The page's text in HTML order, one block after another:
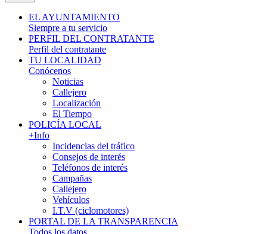
EL AYUNTAMIENTO
Siempre a tu servicio
PERFIL DEL CONTRATANTE
Perfil del contratante
TU LOCALIDAD
Conócenos
Noticias
Callejero
Localización
El Tiempo
POLICÍA LOCAL
+Info
Incidencias del tráfico
Consejos de interés
Teléfonos de interés
Campañas
Callejero
Vehículos
I.T.V (ciclomotores)
PORTAL DE LA TRANSPARENCIA